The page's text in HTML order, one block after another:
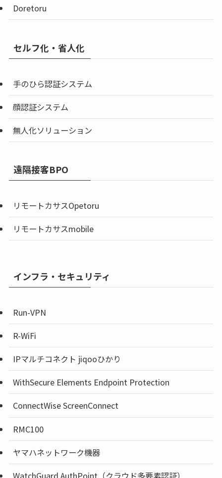
Doretoru
セルフ化・省人化
手のひら認証システム
顔認証システム
無人化ソリューション
遠隔接客BPO
リモートカサスOpetoru
リモートカサスmobile
インフラ・セキュリティ
Run-VPN
R-WiFi
IPマルチコネクト jiqooひかり
WithSecure Elements Endpoint Protection
ConnectWise ScreenConnect
RMC100
ヤマハネットワーク機器
WatchGuard AuthPoint（クラウド多要素認証）